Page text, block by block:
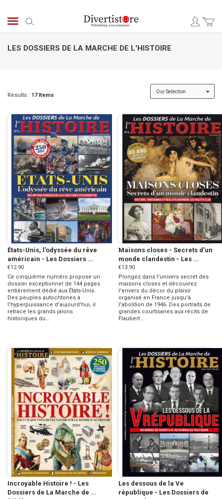
LES DOSSIERS DE LA MARCHE DE L'HISTOIRE
Results : 17Items
États-Unis, l'odyssée du rêve
américain - Les Dossiers ...
€12.90
Ce cinquième numéro propose un
dossier exceptionnel de 144 pages
entièrement dédié aux États-Unis.
Des peuples autochtones à
l'hyperpuissance d’aujourd'hui, il
retrace les grands jalons
historiques du...
Maisons closes - Secrets d'un
monde clandestin - Les ...
€13.90
Plongez dans l'univers secret des
maisons closes et découvrez
l'envers du décor du plaisir
organisé en France jusqu'à
l'abolition de 1946. Des portraits de
grandes courtisanes aux récits de
Flaubert ...
Incroyable Histoire ! - Les
Dossiers de La Marche de ...
Les dessous de la Ve
république - Les Dossiers de